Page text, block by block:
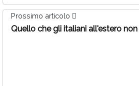
Prossimo articolo
Quello che gli italiani all'estero